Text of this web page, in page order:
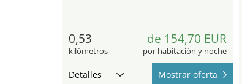
0,53
kilómetros
de 154,70 EUR
por habitación y noche
Detalles Mostrar oferta